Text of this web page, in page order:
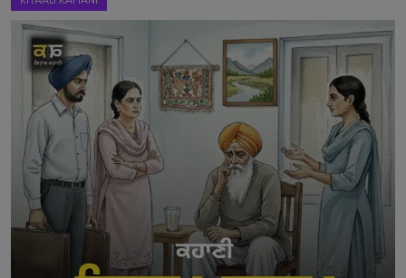
Home
Punjabi Podcast
Kitaab Kahani
Gallery
Sponsors
Matrimonial